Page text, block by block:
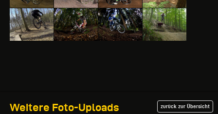
Weitere Foto-Uploads zurück zur Übersicht